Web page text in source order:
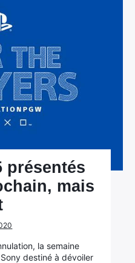
présentés
mais
la semaine
destiné à dévoiler